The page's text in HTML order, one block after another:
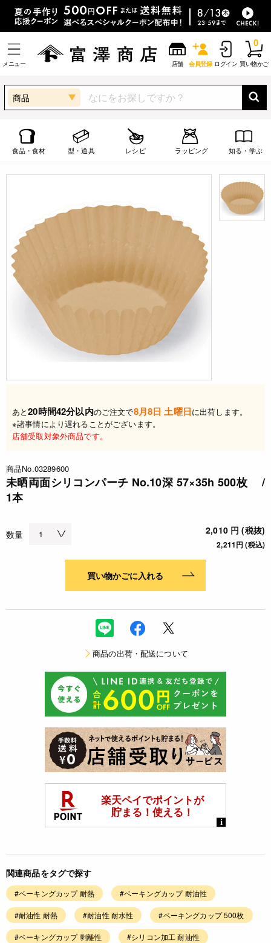
メニュー 店舗 会員登録 ログイン 買い物かご
0
商品
食品・食材 型・道具 レシピ ラッピング 知る・学ぶ
あと20時間42分以内のご注文で8月8日 土曜日に出荷します。
※諸事情により遅れることがございます。
店舗受取対象外商品です。
商品No.03289600
未晒両面シリコンパーチ No.10深 57×35h 500枚 /
1本
数量 2,010 円 (税抜)
2,211円 (税込)
買い物かごに入れる
商品の出荷・配送について
関連商品をタグで探す
#ベーキングカップ 耐熱 #ベーキングカップ 耐油性
#耐油性 耐熱 #耐油性 耐水性 #ベーキングカップ 500枚
#ベーキングカップ 剥離性 #シリコン加工 耐油性